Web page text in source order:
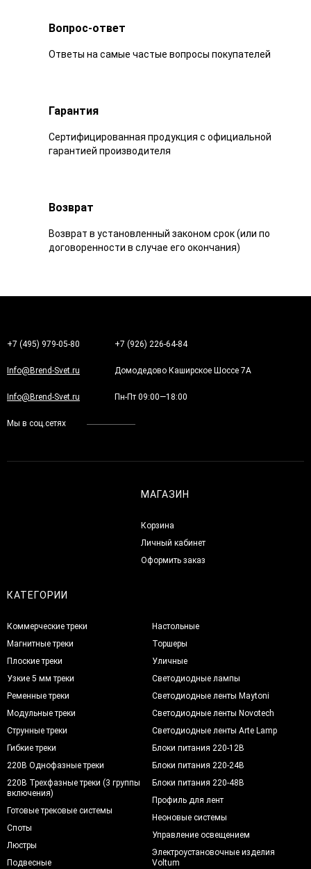
Вопрос-ответ
Ответы на самые частые вопросы покупателей
Гарантия
Сертифицированная продукция с официальной
гарантией производителя
Возврат
Возврат в установленный законом срок (или по
договоренности в случае его окончания)
+7 (495) 979-05-80 +7 (926) 226-64-84
Info@Brend-Svet.ru Домодедово Каширское Шоссе 7А
Info@Brend-Svet.ru Пн-Пт 09:00—18:00
Мы в соц.сетях
МАГАЗИН
Корзина
Личный кабинет
Оформить заказ
КАТЕГОРИИ
Коммерческие треки
Магнитные треки
Плоские треки
Узкие 5 мм треки
Ременные треки
Модульные треки
Струнные треки
Гибкие треки
220В Однофазные треки
220В Трехфазные треки (3 группы
включения)
Готовые трековые системы
Споты
Люстры
Подвесные
Настольные
Торшеры
Уличные
Светодиодные лампы
Светодиодные ленты Maytoni
Светодиодные ленты Novotech
Светодиодные ленты Arte Lamp
Блоки питания 220-12В
Блоки питания 220-24В
Блоки питания 220-48В
Профиль для лент
Неоновые системы
Управление освещением
Электроустановочные изделия
Voltum